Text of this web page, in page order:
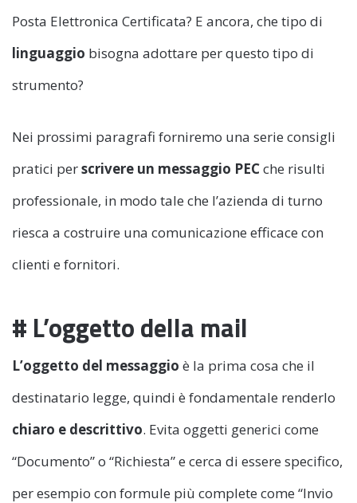
Posta Elettronica Certificata? E ancora, che tipo di
linguaggio bisogna adottare per questo tipo di
strumento?
Nei prossimi paragrafi forniremo una serie consigli
pratici perscrivere un messaggio PECche risulti
professionale, in modo tale che l’azienda di turno
riesca a costruire una comunicazione efficace con
clienti e fornitori.
# L’oggetto della mail
L’oggetto del messaggio è la prima cosa che il
destinatario legge, quindi è fondamentale renderlo
chiaro e descrittivo. Evita oggetti generici come
“Documento” o “Richiesta” e cerca di essere specifico,
per esempio con formule più complete come “Invio